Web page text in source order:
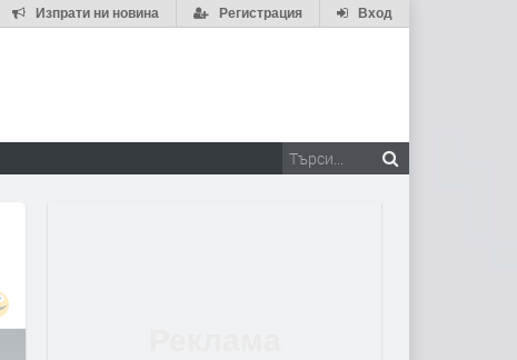
Вход
Регистрация
Изпрати ни новина